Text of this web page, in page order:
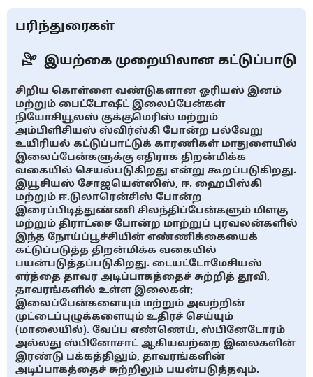
பரிந்துரைகள்
இயற்கை முறையிலான கட்டுப்பாடு
சிறிய கொள்ளை வண்டுகளான ஓரியஸ் இனம்
மற்றும் பைட்டோஷீட் இலைப்பேன்கள்
நியோசியூலஸ் குக்குமெரிஸ் மற்றும்
அம்பிளிசியஸ் ஸ்விர்ஸ்கி போன்ற பல்வேறு
உயிரியல் கட்டுப்பாட்டுக் காரணிகள் மாதுளையில்
இலைப்பேன்களுக்கு எதிராக திறன்மிக்க
வகையில் செயல்படுகிறது என்று கூறப்படுகிறது.
இயூசியஸ் சோஜயென்ஸிஸ், ஈ. ஹைபிஸ்கி
மற்றும் ஈ.டுலாரென்சிஸ் போன்ற
இரைப்பிடித்துண்ணி சிலந்திப்பேன்களும் மிளகு
மற்றும் திராட்சை போன்ற மாற்றுப் புரவலன்களில்
இந்த நோய்ப்பூச்சியின் எண்ணிக்கையைக்
கட்டுப்படுத்த திறன்மிக்க வகையில்
பயன்படுத்தப்படுகிறது. டையட்டோமேசியஸ்
எர்த்தை தாவர அடிப்பாகத்தைச் சுற்றித் தூவி,
தாவரங்களில் உள்ள இலைகள்;
இலைப்பேன்களையும் மற்றும் அவற்றின்
முட்டைப்புழுக்களையும் உதிரச் செய்யும்
(மாலையில்). வேப்ப எண்ணெய், ஸ்பினேடோரம்
அல்லது ஸ்பினோசாட் ஆகியவற்றை இலைகளின்
இரண்டு பக்கத்திலும், தாவரங்களின்
அடிப்பாகத்தைச் சுற்றிலும் பயன்படுத்தவும்.